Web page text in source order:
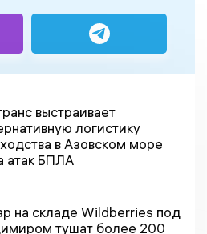
выстраивает
логистику
в Азовском море
атак БПЛА
на складе Wildberries под
тушат более 200